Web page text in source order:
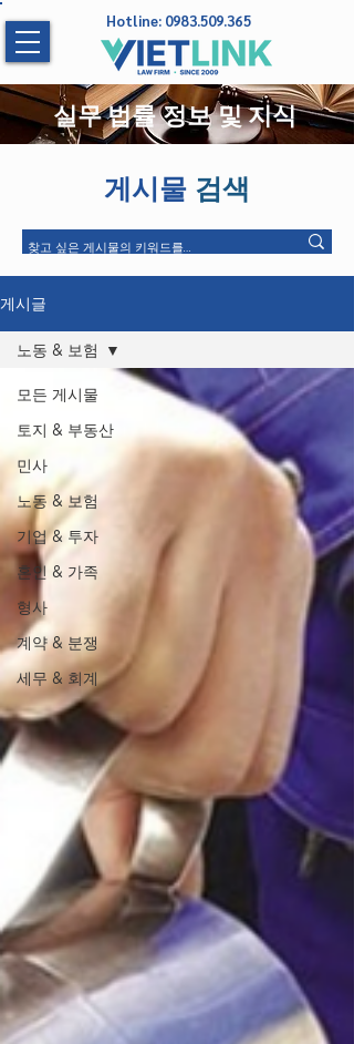
Hotline: 0983.509.365
실무 법률 정보 및 지식
게시물 검색
게시글
모든 게시물
토지 & 부동산
민사
노동 & 보험
기업 & 투자
혼인 & 가족
형사
계약 & 분쟁
세무 & 회계
노동 & 보험